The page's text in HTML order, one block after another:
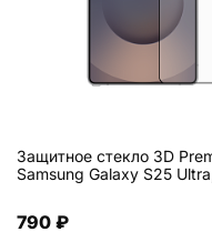
Защитное стекло 3D
Samsung Galaxy S25
790 ₽